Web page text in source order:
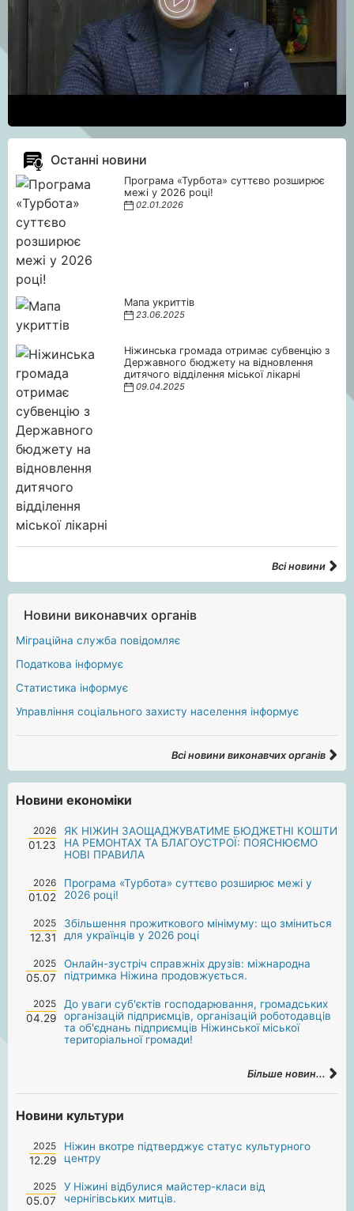
Останні новини
Програма «Турбота» суттєво розширює
межі у 2026 році!
02.01.2026
Мапа укриттів
23.06.2025
Ніжинська громада отримає субвенцію з
Державного бюджету на відновлення
дитячого відділення міської лікарні
09.04.2025
Всі новини
Новини виконавчих органів
Міграційна служба повідомляє
Податкова інформує
Статистика інформує
Управління соціального захисту населення інформує
Всі новини виконавчих органів
Новини економіки
2026
01.23
ЯК НІЖИН ЗАОЩАДЖУВАТИМЕ БЮДЖЕТНІ КОШТИ
НА РЕМОНТАХ ТА БЛАГОУСТРОЇ: ПОЯСНЮЄМО
НОВІ ПРАВИЛА
2026
01.02
Програма «Турбота» суттєво розширює межі у
2026 році!
2025
12.31
Збільшення прожиткового мінімуму: що зміниться
для українців у 2026 році
2025
05.07
Онлайн-зустріч справжніх друзів: міжнародна
підтримка Ніжина продовжується.
2025
04.29
До уваги суб'єктів господарювання, громадських
організацій підприємців, організацій роботодавців
та об'єднань підприємців Ніжинської міської
територіальної громади!
Більше новин...
Новини культури
2025
12.29
Ніжин вкотре підтверджує статус культурного
центру
2025
05.07
У Ніжині відбулися майстер-класи від
чернігівських митців.